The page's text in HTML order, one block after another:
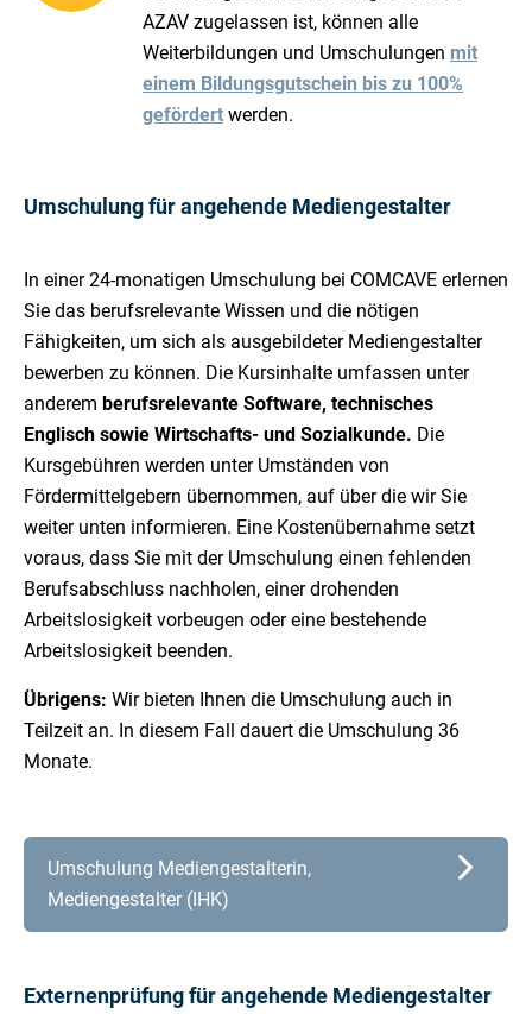
AZAV zugelassen ist, können alle
Weiterbildungen und Umschulungen mit
einem Bildungsgutschein bis zu 100%
gefördert werden.
Umschulung für angehende Mediengestalter
In einer 24-monatigen Umschulung bei COMCAVE erlernen
Sie das berufsrelevante Wissen und die nötigen
Fähigkeiten, um sich als ausgebildeter Mediengestalter
bewerben zu können. Die Kursinhalte umfassen unter
anderem berufsrelevante Software, technisches
Englisch sowie Wirtschafts- und Sozialkunde. Die
Kursgebühren werden unter Umständen von
Fördermittelgebern übernommen, auf über die wir Sie
weiter unten informieren. Eine Kostenübernahme setzt
voraus, dass Sie mit der Umschulung einen fehlenden
Berufsabschluss nachholen, einer drohenden
Arbeitslosigkeit vorbeugen oder eine bestehende
Arbeitslosigkeit beenden.
Übrigens: Wir bieten Ihnen die Umschulung auch in
Teilzeit an. In diesem Fall dauert die Umschulung 36
Monate.
Umschulung Mediengestalterin,
Mediengestalter (IHK)
Externenprüfung für angehende Mediengestalter